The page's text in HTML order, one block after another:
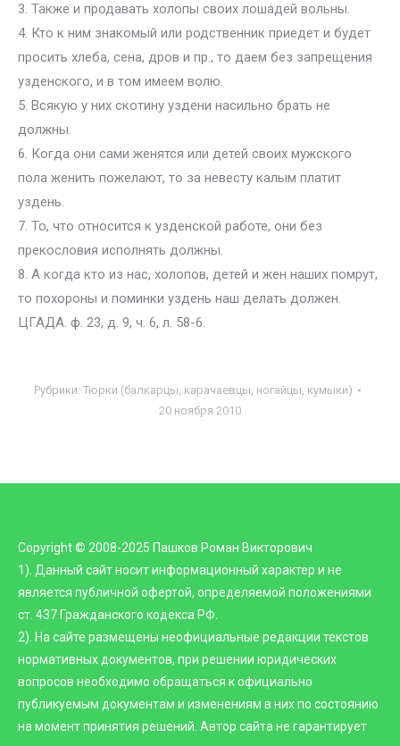
3. Также и продавать холопы своих лошадей вольны.
4. Кто к ним знакомый или родственник приедет и будет
просить хлеба, сена, дров и пр., то даем без запрещения
узденского, и в том имеем волю.
5. Всякую у них скотину уздени насильно брать не
должны.
6. Когда они сами женятся или детей своих мужского
пола женить пожелают, то за невесту калым платит
уздень.
7. То, что относится к узденской работе, они без
прекословия исполнять должны.
8. А когда кто из нас, холопов, детей и жен наших помрут,
то похороны и поминки уздень наш делать должен.
ЦГАДА. ф. 23, д. 9, ч. 6, л. 58-6.
Рубрики: Тюрки (балкарцы, карачаевцы, ногайцы, кумыки)
20 ноября 2010
Copyright © 2008-2025 Пашков Роман Викторович
1). Данный сайт носит информационный характер и не
является публичной офертой, определяемой положениями
ст. 437 Гражданского кодекса РФ.
2). На сайте размещены неофициальные редакции текстов
нормативных документов, при решении юридических
вопросов необходимо обращаться к официально
публикуемым документам и изменениям в них по состоянию
на момент принятия решений. Автор сайта не гарантирует